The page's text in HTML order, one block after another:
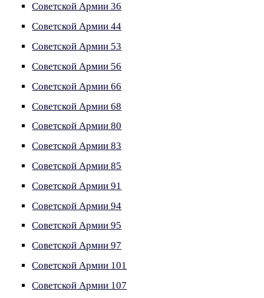
Советской Армии 36
Советской Армии 44
Советской Армии 53
Советской Армии 56
Советской Армии 66
Советской Армии 68
Советской Армии 80
Советской Армии 83
Советской Армии 85
Советской Армии 91
Советской Армии 94
Советской Армии 95
Советской Армии 97
Советской Армии 101
Советской Армии 107